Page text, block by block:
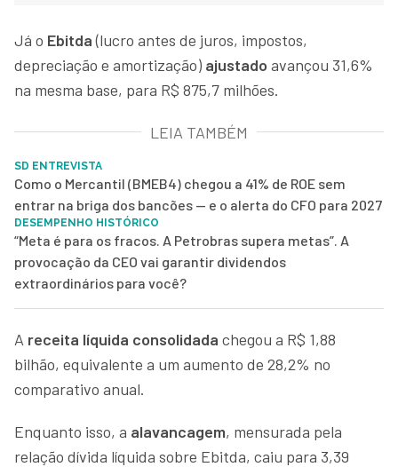
Já o Ebitda(lucro antes de juros, impostos,
depreciação e amortização) ajustado avançou 31,6%
na mesma base, para R$ 875,7 milhões.
LEIA TAMBÉM
SD ENTREVISTA
Como o Mercantil (BMEB4) chegou a 41% de ROE sem
entrar na briga dos bancões — e o alerta do CFO para 2027
DESEMPENHO HISTÓRICO
“Meta é para os fracos. A Petrobras supera metas”. A
provocação da CEO vai garantir dividendos
extraordinários para você?
A receita líquida consolidada chegou a R$ 1,88
bilhão, equivalente a um aumento de 28,2% no
comparativo anual.
Enquanto isso, a alavancagem, mensurada pela
relação dívida líquida sobre Ebitda, caiu para 3,39